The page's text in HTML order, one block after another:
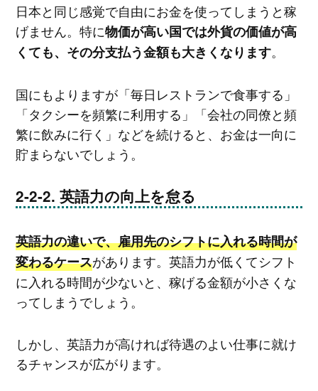
日本と同じ感覚で自由にお金を使ってしまうと稼
げません。特に物価が高い国では外貨の価値が高
くても、その分支払う金額も大きくなります。
国にもよりますが「毎日レストランで食事する」
「タクシーを頻繁に利用する」「会社の同僚と頻
繁に飲みに行く」などを続けると、お金は一向に
貯まらないでしょう。
英語力の向上を怠る
英語力の違いで、雇用先のシフトに入れる時間が
変わるケースがあります。英語力が低くてシフト
に入れる時間が少ないと、稼げる金額が小さくな
ってしまうでしょう。
しかし、英語力が高ければ待遇のよい仕事に就け
るチャンスが広がります。